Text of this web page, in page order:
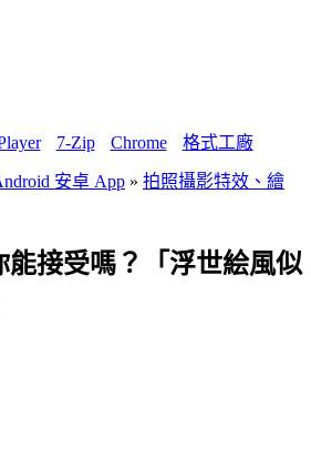
7-Zip Chrome 格式工廠
安卓 App » 拍照攝影特效、繪
能接受嗎？「浮世絵風似